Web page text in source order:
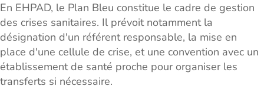
En EHPAD, le Plan Bleu constitue le cadre de gestion
des crises sanitaires. Il prévoit notamment la
désignation d'un référent responsable, la mise en
place d'une cellule de crise, et une convention avec un
établissement de santé proche pour organiser les
transferts si nécessaire.